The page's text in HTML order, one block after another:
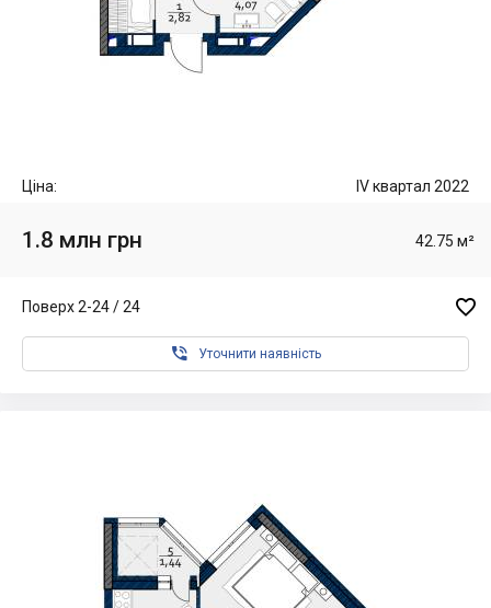
Ціна: IV квартал 2022
1.8 млн грн 42.75 м²
Поверх 2-24 / 24 
 Уточнити наявність